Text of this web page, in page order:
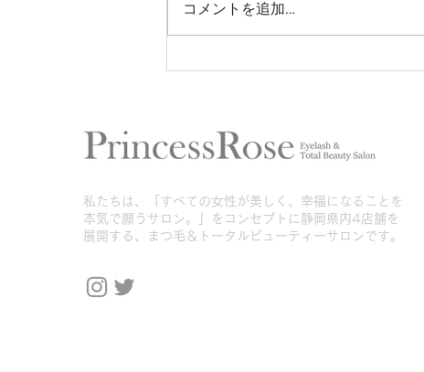
コメントを追加…
​私たちは、「すべての女性が美しく、幸福になることを
本気で願うサロン。」をコンセプトに静岡県内4店舗を
展開する、まつ毛＆トータルビューティーサロンです。